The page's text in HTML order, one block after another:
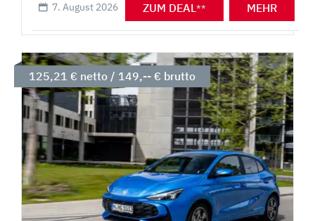
7. August 2026 ZUM DEAL** MEHR
125,21 € netto / 149,-- € brutto